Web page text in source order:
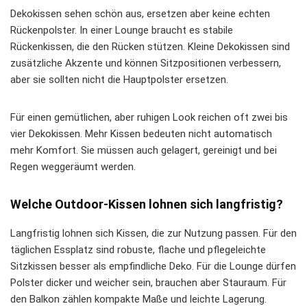
Dekokissen sehen schön aus, ersetzen aber keine echten
Rückenpolster. In einer Lounge braucht es stabile
Rückenkissen, die den Rücken stützen. Kleine Dekokissen sind
zusätzliche Akzente und können Sitzpositionen verbessern,
aber sie sollten nicht die Hauptpolster ersetzen.
Für einen gemütlichen, aber ruhigen Look reichen oft zwei bis
vier Dekokissen. Mehr Kissen bedeuten nicht automatisch
mehr Komfort. Sie müssen auch gelagert, gereinigt und bei
Regen weggeräumt werden.
Welche Outdoor-Kissen lohnen sich langfristig?
Langfristig lohnen sich Kissen, die zur Nutzung passen. Für den
täglichen Essplatz sind robuste, flache und pflegeleichte
Sitzkissen besser als empfindliche Deko. Für die Lounge dürfen
Polster dicker und weicher sein, brauchen aber Stauraum. Für
den Balkon zählen kompakte Maße und leichte Lagerung.